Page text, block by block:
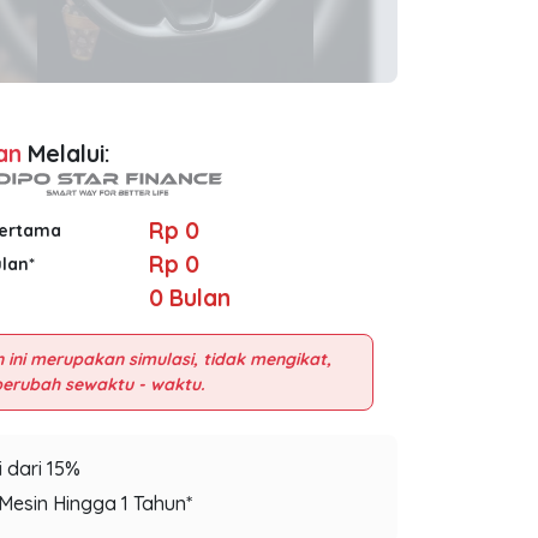
Melalui:
Rp 0
Rp 0
0Bulan
ini merupakan simulasi, tidak mengikat,
dari 15%
Hingga 1 Tahun*